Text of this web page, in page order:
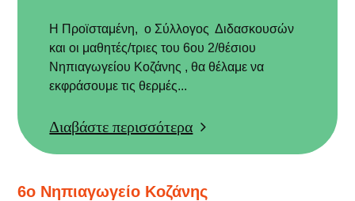
Η Προϊσταμένη, ο Σύλλογος Διδασκουσών
και οι μαθητές/τριες του 6ου 2/θέσιου
Νηπιαγωγείου Κοζάνης , θα θέλαμε να
εκφράσουμε τις θερμές...
Διαβάστε περισσότερα
6ο Νηπιαγωγείο Κοζάνης